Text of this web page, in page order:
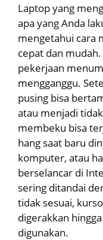
Laptop yang
apa yang Anda
mengetahui cara
cepat dan
pekerjaan
mengganggu.
pusing bisa
atau menjadi
membeku bisa
hang saat baru
komputer, atau
berselancar di
sering ditandai
tidak sesuai,
digerakkan
digunakan.